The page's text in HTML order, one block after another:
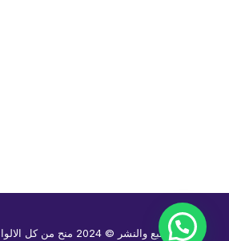
حقوق الطبع والنشر © 2024 منح من كل الالوان. جميع الحقوق محفوظة